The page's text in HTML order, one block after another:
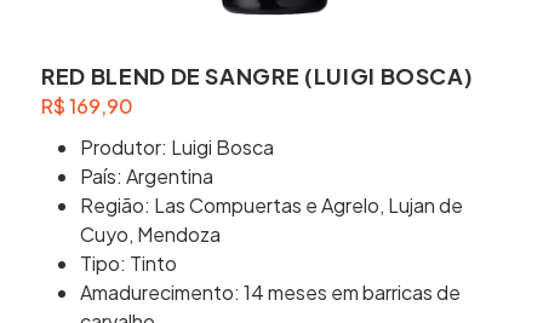
RED BLEND DE SANGRE (LUIGI BOSCA)
R$169,90
Produtor: Luigi Bosca
País: Argentina
Região: Las Compuertas e Agrelo, Lujan de
Cuyo, Mendoza
Tipo: Tinto
Amadurecimento: 14 meses em barricas de